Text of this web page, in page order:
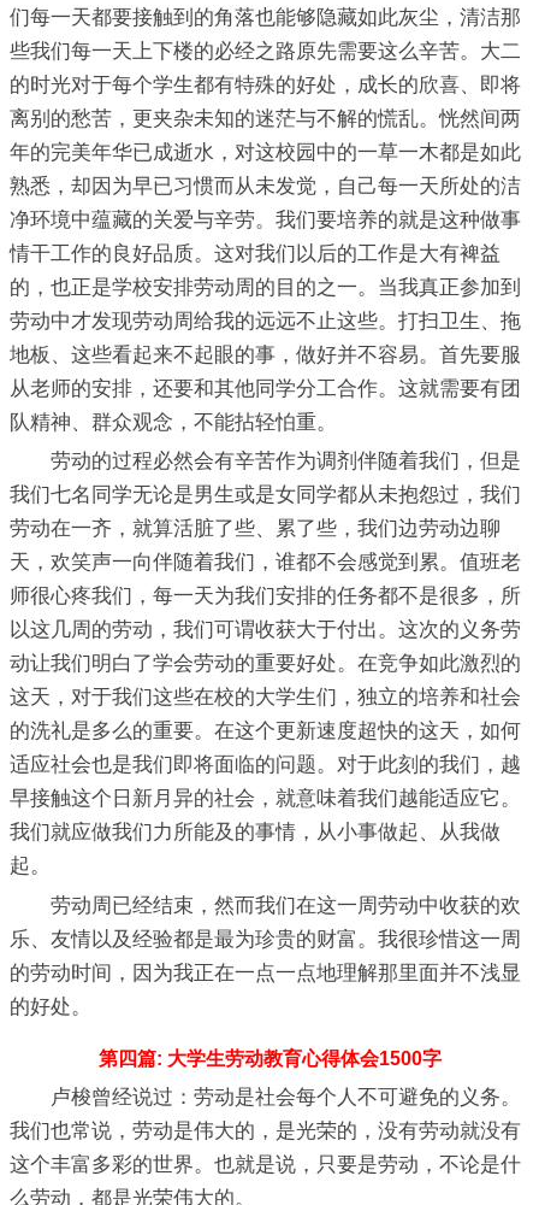
们每一天都要接触到的角落也能够隐藏如此灰尘，清洁那
些我们每一天上下楼的必经之路原先需要这么辛苦。大二
的时光对于每个学生都有特殊的好处，成长的欣喜、即将
离别的愁苦，更夹杂未知的迷茫与不解的慌乱。恍然间两
年的完美年华已成逝水，对这校园中的一草一木都是如此
熟悉，却因为早已习惯而从未发觉，自己每一天所处的洁
净环境中蕴藏的关爱与辛劳。我们要培养的就是这种做事
情干工作的良好品质。这对我们以后的工作是大有裨益
的，也正是学校安排劳动周的目的之一。当我真正参加到
劳动中才发现劳动周给我的远远不止这些。打扫卫生、拖
地板、这些看起来不起眼的事，做好并不容易。首先要服
从老师的安排，还要和其他同学分工合作。这就需要有团
队精神、群众观念，不能拈轻怕重。
劳动的过程必然会有辛苦作为调剂伴随着我们，但是
我们七名同学无论是男生或是女同学都从未抱怨过，我们
劳动在一齐，就算活脏了些、累了些，我们边劳动边聊
天，欢笑声一向伴随着我们，谁都不会感觉到累。值班老
师很心疼我们，每一天为我们安排的任务都不是很多，所
以这几周的劳动，我们可谓收获大于付出。这次的义务劳
动让我们明白了学会劳动的重要好处。在竞争如此激烈的
这天，对于我们这些在校的大学生们，独立的培养和社会
的洗礼是多么的重要。在这个更新速度超快的这天，如何
适应社会也是我们即将面临的问题。对于此刻的我们，越
早接触这个日新月异的社会，就意味着我们越能适应它。
我们就应做我们力所能及的事情，从小事做起、从我做
起。
劳动周已经结束，然而我们在这一周劳动中收获的欢
乐、友情以及经验都是最为珍贵的财富。我很珍惜这一周
的劳动时间，因为我正在一点一点地理解那里面并不浅显
的好处。
第四篇: 大学生劳动教育心得体会1500字
卢梭曾经说过：劳动是社会每个人不可避免的义务。
我们也常说，劳动是伟大的，是光荣的，没有劳动就没有
这个丰富多彩的世界。也就是说，只要是劳动，不论是什
么劳动，都是光荣伟大的。